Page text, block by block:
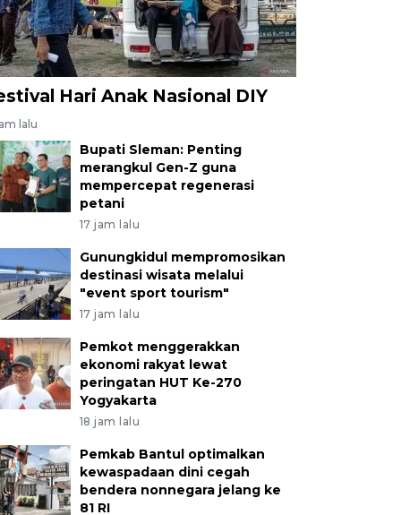
Hari Anak Nasional DIY
lalu
Bupati Sleman: Penting
merangkul Gen-Z guna
mempercepat regenerasi
petani
17 jam lalu
Gunungkidul mempromosikan
destinasi wisata melalui
"event sport tourism"
17 jam lalu
Pemkot menggerakkan
ekonomi rakyat lewat
peringatan HUT Ke-270
Yogyakarta
18 jam lalu
Pemkab Bantul optimalkan
kewaspadaan dini cegah
bendera nonnegara jelang ke
81 RI